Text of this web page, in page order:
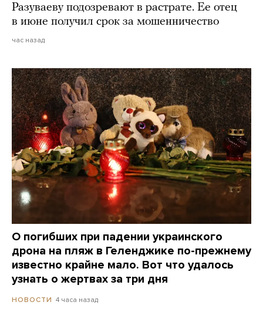
Разуваеву подозревают в растрате. Ее отец
в июне получил срок за мошенничество
час назад
О погибших при падении украинского
дрона на пляж в Геленджике по-прежнему
известно крайне мало. Вот что удалось
узнать о жертвах за три дня
НОВОСТИ 4 часа назад